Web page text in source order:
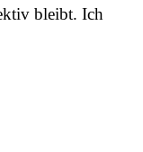
bleibt. Ich